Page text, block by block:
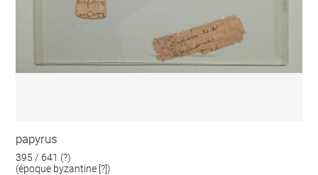
papyrus
395 / 641 (?)
(époque byzantine [?])